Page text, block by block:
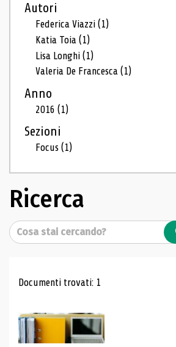
Autori
Federica Viazzi(1)
Katia Toia(1)
Lisa Longhi(1)
Valeria De Francesca(1)
Anno
2016(1)
Sezioni
Focus(1)
Ricerca
Cerca
Risultati di ricerca
Documenti trovati: 1